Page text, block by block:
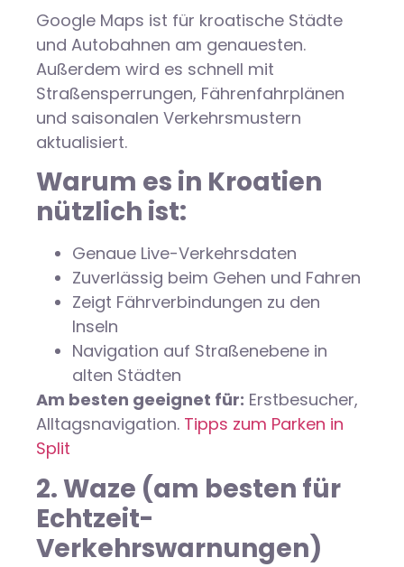
Google Maps ist für kroatische Städte
und Autobahnen am genauesten.
Außerdem wird es schnell mit
Straßensperrungen, Fährenfahrplänen
und saisonalen Verkehrsmustern
aktualisiert.
Warum es in Kroatien
nützlich ist:
Genaue Live-Verkehrsdaten
Zuverlässig beim Gehen und Fahren
Zeigt Fährverbindungen zu den
Inseln
Navigation auf Straßenebene in
alten Städten
Am besten geeignet für: Erstbesucher,
Alltagsnavigation. Tipps zum Parken in
Split
2. Waze (am besten für
Echtzeit-
Verkehrswarnungen)